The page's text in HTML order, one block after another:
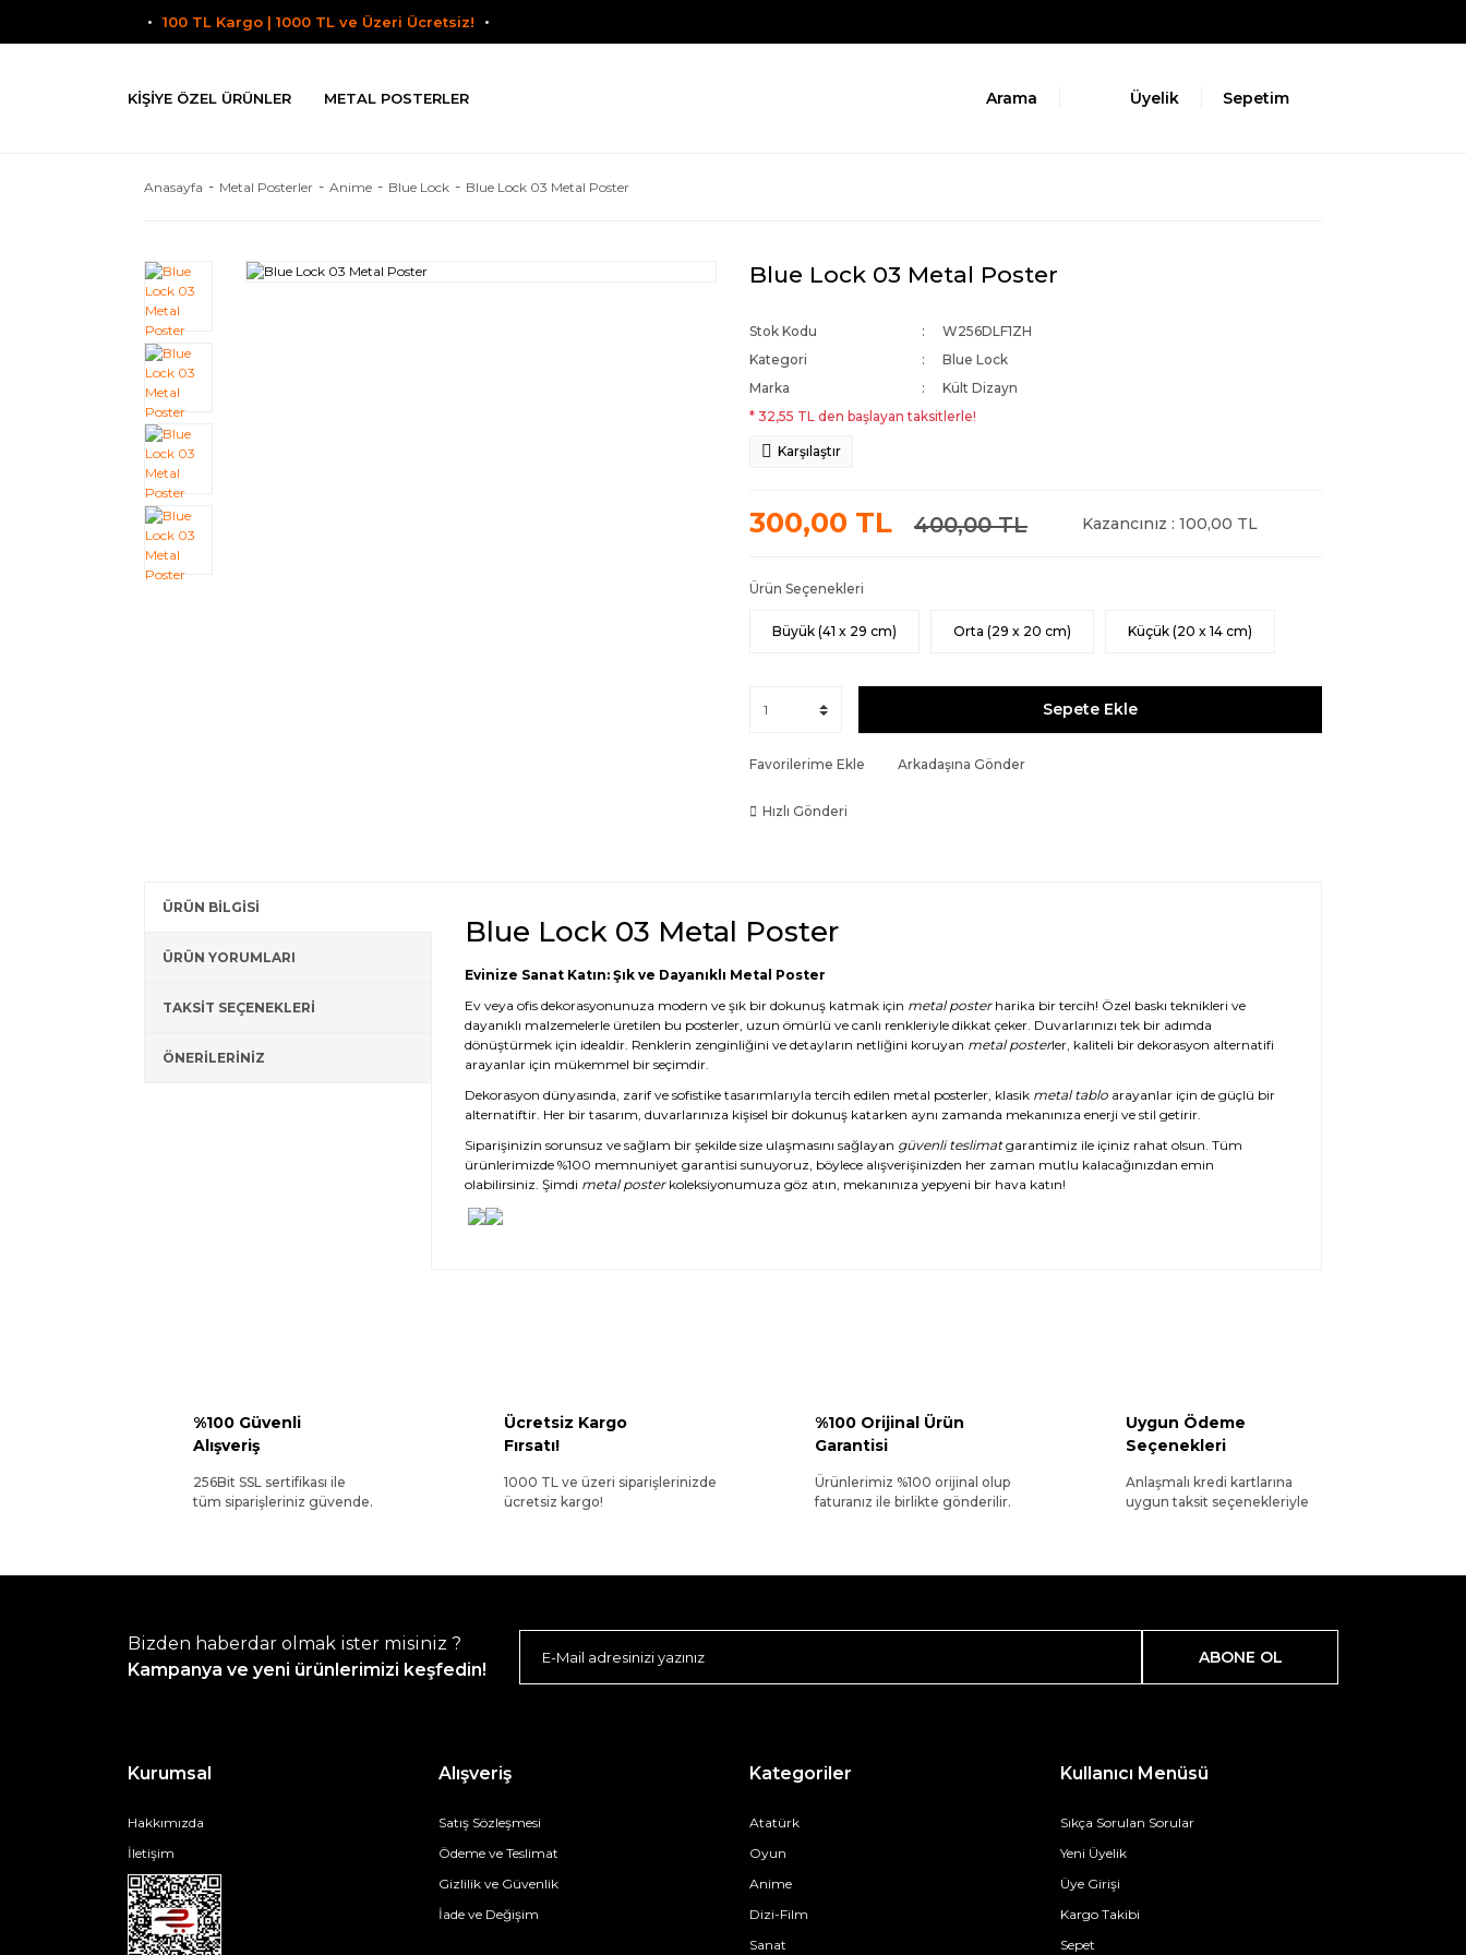
100 TL Kargo | 1000 TL ve Üzeri Ücretsiz!
KIŞIYE ÖZEL ÜRÜNLER METAL POSTERLER Arama Üyelik Sepetim
Anasayfa Metal Posterler Anime Blue Lock Blue Lock 03 Metal Poster
Blue Lock 03 Metal Poster
Stok Kodu
W256DLF1ZH
Kategori
Blue Lock
Marka
Kült Dizayn
* 32,55 TL den başlayan taksitlerle!
Karşılaştır
300,00 TL 400,00 TL Kazancınız : 100,00 TL
Ürün Seçenekleri
Büyük (41 x 29 cm) Orta (29 x 20 cm) Küçük (20 x 14 cm)
Sepete Ekle
Favorilerime Ekle Arkadaşına Gönder
Hızlı Gönderi
ÜRÜN BİLGİSİ
ÜRÜN YORUMLARI
TAKSİT SEÇENEKLERİ
ÖNERİLERİNİZ
Blue Lock 03 Metal Poster
Evinize Sanat Katın: Şık ve Dayanıklı Metal Poster
Ev veya ofis dekorasyonunuza modern ve şık bir dokunuş katmak için metal posterharika bir tercih! Özel baskı teknikleri ve
dayanıklı malzemelerle üretilen bu posterler, uzun ömürlü ve canlı renkleriyle dikkat çeker. Duvarlarınızı tek bir adımda
dönüştürmek için idealdir. Renklerin zenginliğini ve detayların netliğini koruyan metal posterler, kaliteli bir dekorasyon alternatifi
arayanlar için mükemmel bir seçimdir.
Dekorasyon dünyasında, zarif ve sofistike tasarımlarıyla tercih edilen metal posterler, klasik metal tabloarayanlar için de güçlü bir
alternatiftir. Her bir tasarım, duvarlarınıza kişisel bir dokunuş katarken aynı zamanda mekanınıza enerji ve stil getirir.
Siparişinizin sorunsuz ve sağlam bir şekilde size ulaşmasını sağlayan güvenli teslimatgarantimiz ile içiniz rahat olsun. Tüm
ürünlerimizde %100 memnuniyet garantisi sunuyoruz, böylece alışverişinizden her zaman mutlu kalacağınızdan emin
olabilirsiniz. Şimdi metal posterkoleksiyonumuza göz atın, mekanınıza yepyeni bir hava katın!
%100 Güvenli
Alışveriş
256Bit SSL sertifikası ile
tüm siparişleriniz güvende.
Ücretsiz Kargo
Fırsatı!
1000 TL ve üzeri siparişlerinizde
ücretsiz kargo!
%100 Orijinal Ürün
Garantisi
Ürünlerimiz %100 orijinal olup
faturanız ile birlikte gönderilir.
Uygun Ödeme
Seçenekleri
Anlaşmalı kredi kartlarına
uygun taksit seçenekleriyle
Bizden haberdar olmak ister misiniz ?
Kampanya ve yeni ürünlerimizi keşfedin!
ABONE OL
Kurumsal
Hakkımızda
İletişim
Alışveriş
Satış Sözleşmesi
Ödeme ve Teslimat
Gizlilik ve Güvenlik
İade ve Değişim
Kategoriler
Atatürk
Oyun
Anime
Dizi-Film
Sanat
Kullanıcı Menüsü
Sıkça Sorulan Sorular
Yeni Üyelik
Üye Girişi
Kargo Takibi
Sepet